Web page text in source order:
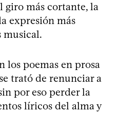
giro más cortante, la
expresión más
musical.
los poemas en prosa
trató de renunciar a
por eso perder la
líricos del alma y